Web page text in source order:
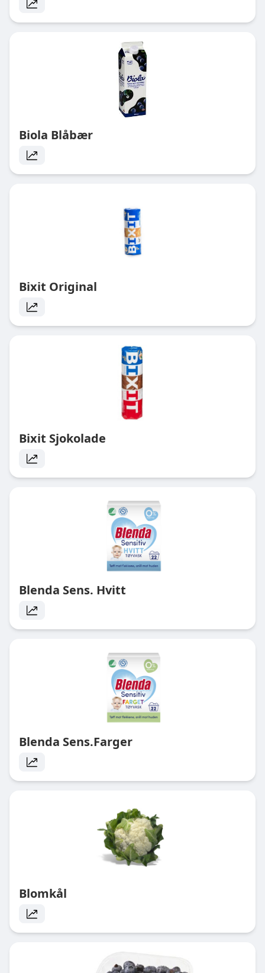
Biola Blåbær
Bixit Original
Bixit Sjokolade
Blenda Sens. Hvitt
Blenda Sens.Farger
Blomkål